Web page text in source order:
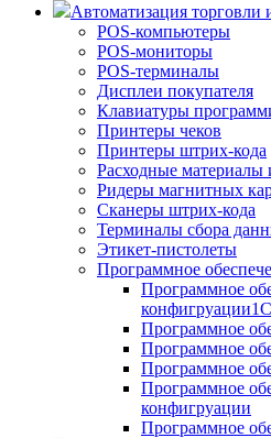
Автоматизация торговли
POS-компьютеры
POS-мониторы
POS-терминалы
Дисплеи покупателя
Клавиатуры
Принтеры чеков
Принтеры штрих-кода
Расходные
Ридеры магнитных
Сканеры штрих-кода
Терминалы сбора
Этикет-пистолеты
Программное
Программное
конфигруации1С
Программное
Программное
Программное
Программное
конфигруации
Программное